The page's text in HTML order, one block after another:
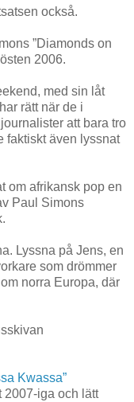
också.
”Diamonds on
2006.
med sin låt
rätt när de i
att bara tro
faktiskt även lyssnat
om afrikansk pop en
Paul Simons
Lyssna på Jens, en
som drömmer
norra Europa, där
Kwassa”
2007-iga och lätt